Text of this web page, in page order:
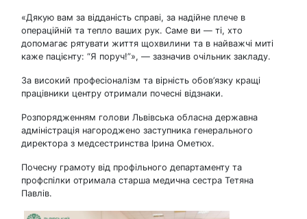
«Дякую вам за відданість справі, за надійне плече в
операційній та тепло ваших рук. Саме ви — ті, хто
допомагає рятувати життя щохвилини та в найважчі миті
каже пацієнту: “Я поруч!”», — зазначив очільник закладу.
За високий професіоналізм та вірність обов’язку кращі
працівники центру отримали почесні відзнаки.
Розпорядженням голови Львівська обласна державна
адміністрація нагороджено заступника генерального
директора з медсестринства Ірина Ометюх.
Почесну грамоту від профільного департаменту та
профспілки отримала старша медична сестра Тетяна
Павлів.